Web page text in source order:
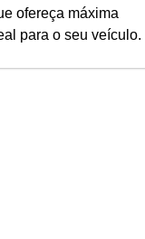
ofereça máxima
para o seu veículo.